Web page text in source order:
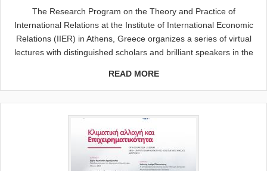
The Research Program on the Theory and Practice of
International Relations at the Institute of International Economic
Relations (IIER) in Athens, Greece organizes a series of virtual
lectures with distinguished scholars and brilliant speakers in the
READ MORE